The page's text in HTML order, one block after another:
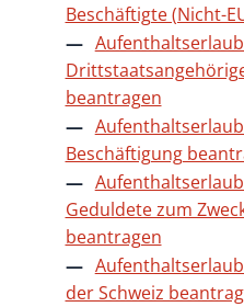
Beschäftigte (Nicht-
beantragen
Beschäftigung
Geduldete zum
beantragen
der Schweiz